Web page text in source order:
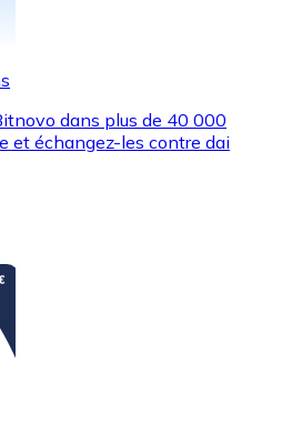
dans plus de 40 000
et échangez-les contre dai